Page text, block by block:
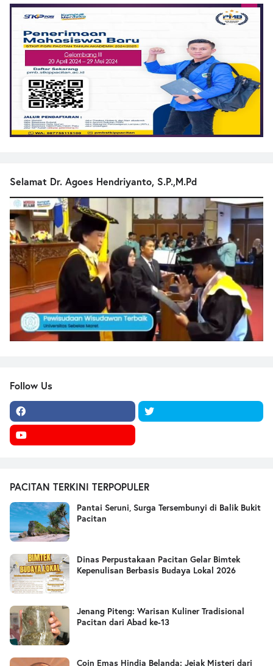
Selamat Dr. Agoes Hendriyanto, S.P.,M.Pd
Follow Us
PACITAN TERKINI TERPOPULER
Pantai Seruni, Surga Tersembunyi di Balik Bukit
Pacitan
Dinas Perpustakaan Pacitan Gelar Bimtek
Kepenulisan Berbasis Budaya Lokal 2026
Jenang Piteng: Warisan Kuliner Tradisional
Pacitan dari Abad ke-13
Coin Emas Hindia Belanda: Jejak Misteri dari